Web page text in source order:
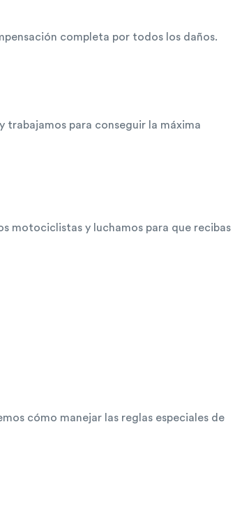
completa por todos los daños.
trabajamos para conseguir la máxima
motociclistas y luchamos para que recibas
cómo manejar las reglas especiales de